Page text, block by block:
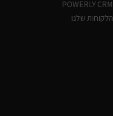
POWERLY CRM
הלקוחות שלנו